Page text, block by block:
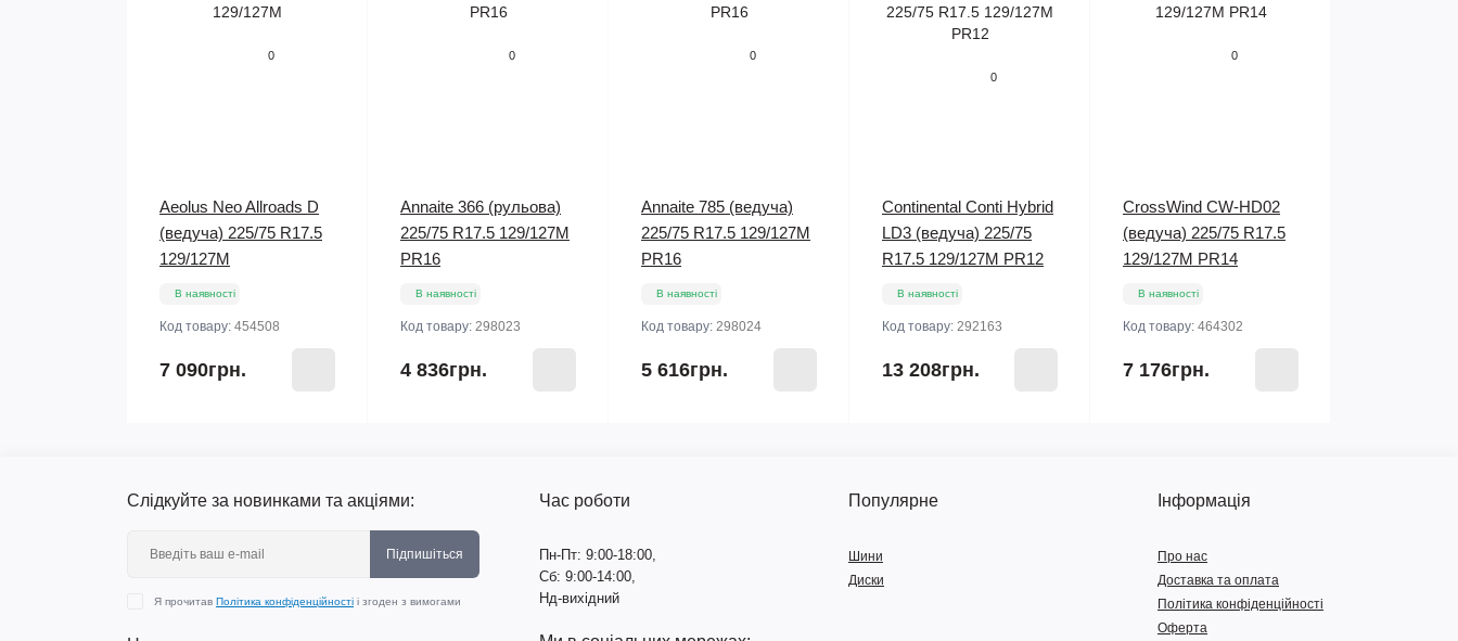
0
Aeolus Neo Allroads D
(ведуча) 225/75 R17.5
129/127M
В наявності
Код товару: 454508
7 090грн.
0
Annaite 366 (рульова)
225/75 R17.5 129/127M
PR16
В наявності
Код товару: 298023
4 836грн.
0
Annaite 785 (ведуча)
225/75 R17.5 129/127M
PR16
В наявності
Код товару: 298024
5 616грн.
0
Continental Conti Hybrid
LD3 (ведуча) 225/75
R17.5 129/127M PR12
В наявності
Код товару: 292163
13 208грн.
0
CrossWind CW-HD02
(ведуча) 225/75 R17.5
129/127M PR14
В наявності
Код товару: 464302
7 176грн.
Слідкуйте за новинками та акціями:
Підпишіться
Я прочитав Політика конфіденційності і згоден з вимогами
Час роботи
Пн-Пт: 9:00-18:00,
Сб: 9:00-14:00,
Нд-вихідний
Популярне
Шини
Диски
Інформація
Про нас
Доставка та оплата
Політика конфіденційності
Оферта